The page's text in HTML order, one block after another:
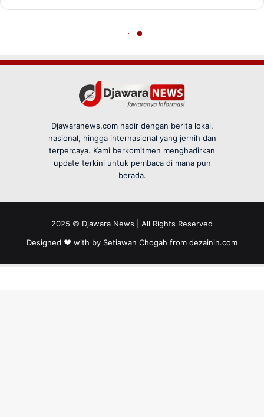
Djawaranews.com hadir dengan berita lokal,
nasional, hingga internasional yang jernih dan
terpercaya. Kami berkomitmen menghadirkan
update terkini untuk pembaca di mana pun
berada.
2025 © Djawara News | All Rights Reserved
Designed ❤️ with by Setiawan Chogah from dezainin.com